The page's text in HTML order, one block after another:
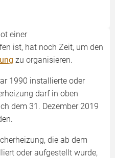
einer
ist, hat noch Zeit, um den
zu organisieren.
1990 installierte oder
darf in oben
dem 31. Dezember 2019
die ab dem
oder aufgestellt wurde,